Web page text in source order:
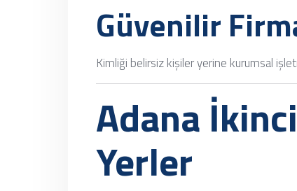
Güvenilir
Kimliği belirsiz kişiler yerine kurumsal
Adana
Yerler